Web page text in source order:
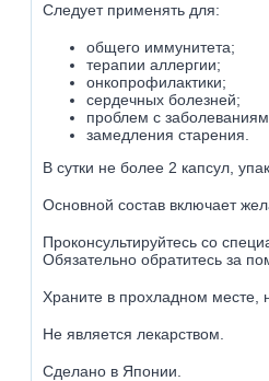
Следует применять для:
общего иммунитета;
терапии аллергии;
онкопрофилактики;
сердечных болезней;
проблем с
замедления старения.
В сутки не более 2 капсул,
Основной состав включает
Проконсультируйтесь со
Обязательно обратитесь за
Храните в прохладном месте,
Не является лекарством.
Сделано в Японии.